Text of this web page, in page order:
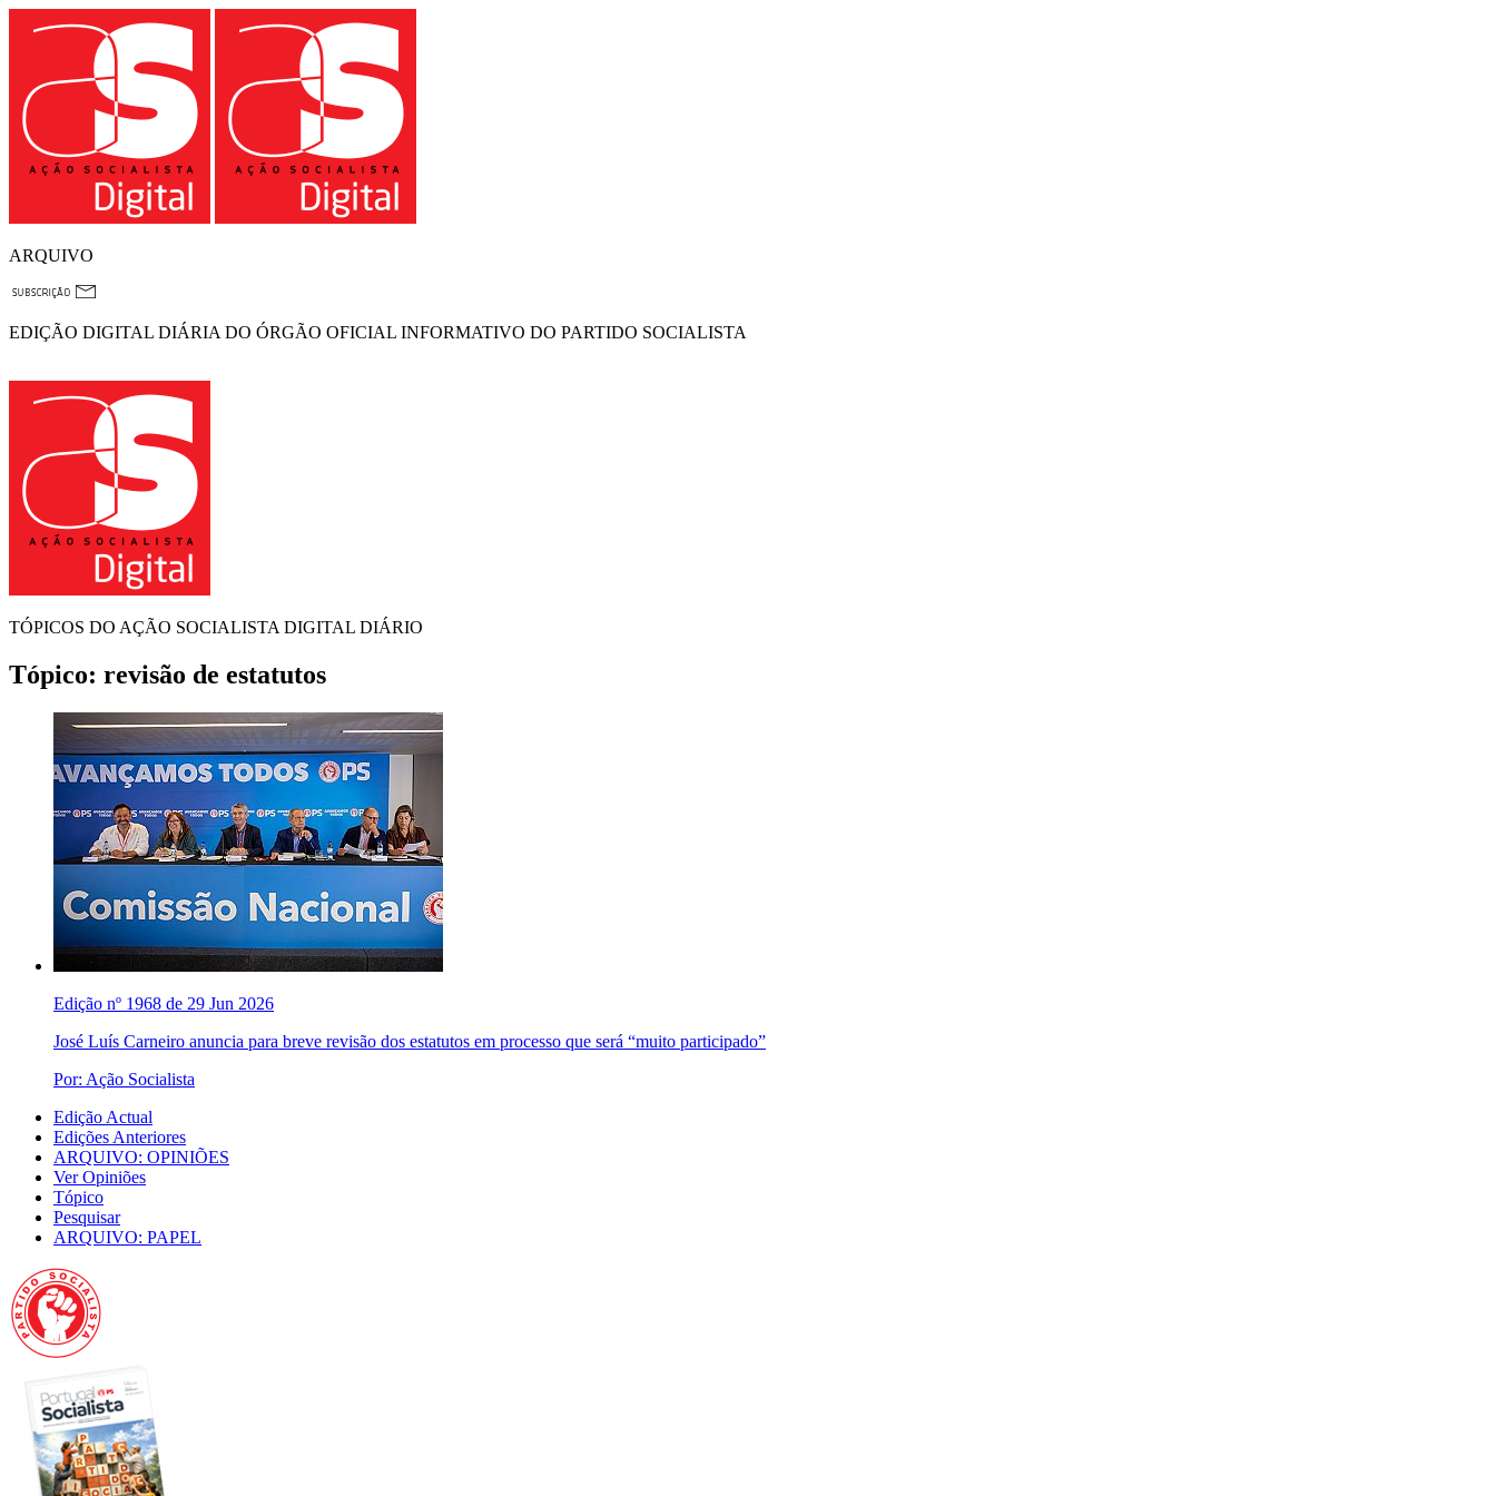
ARQUIVO
EDIÇÃO DIGITAL DIÁRIA DO ÓRGÃO OFICIAL INFORMATIVO DO PARTIDO SOCIALISTA
TÓPICOS DO AÇÃO SOCIALISTA DIGITAL DIÁRIO
Tópico: revisão de estatutos
Edição nº 1968 de 29 Jun 2026
José Luís Carneiro anuncia para breve revisão dos estatutos em processo que será “muito participado”
Por: Ação Socialista
Edição Actual
Edições Anteriores
ARQUIVO: OPINIÕES
Ver Opiniões
Tópico
Pesquisar
ARQUIVO: PAPEL